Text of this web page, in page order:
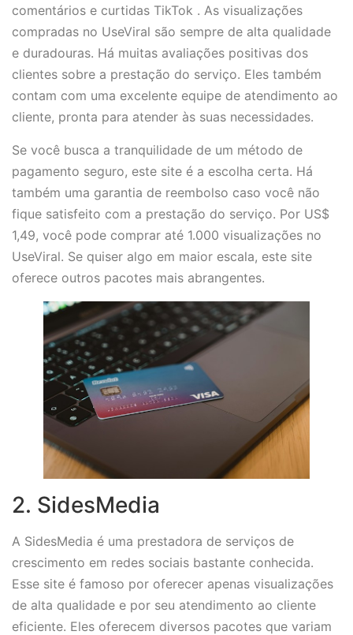
comentários e curtidas TikTok . As visualizações
compradas no UseViral são sempre de alta qualidade
e duradouras. Há muitas avaliações positivas dos
clientes sobre a prestação do serviço. Eles também
contam com uma excelente equipe de atendimento ao
cliente, pronta para atender às suas necessidades.
Se você busca a tranquilidade de um método de
pagamento seguro, este site é a escolha certa. Há
também uma garantia de reembolso caso você não
fique satisfeito com a prestação do serviço. Por US$
1,49, você pode comprar até 1.000 visualizações no
UseViral. Se quiser algo em maior escala, este site
oferece outros pacotes mais abrangentes.
2. SidesMedia
A SidesMedia é uma prestadora de serviços de
crescimento em redes sociais bastante conhecida.
Esse site é famoso por oferecer apenas visualizações
de alta qualidade e por seu atendimento ao cliente
eficiente. Eles oferecem diversos pacotes que variam